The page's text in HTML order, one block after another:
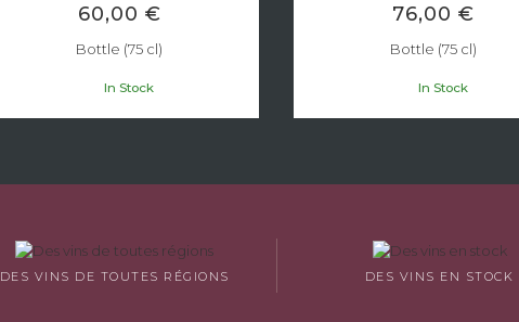
60,00 €
Bottle (75 cl)
In Stock
76,00 €
Bottle (75 cl)
In Stock
DES VINS DE TOUTES RÉGIONS DES VINS EN STOCK